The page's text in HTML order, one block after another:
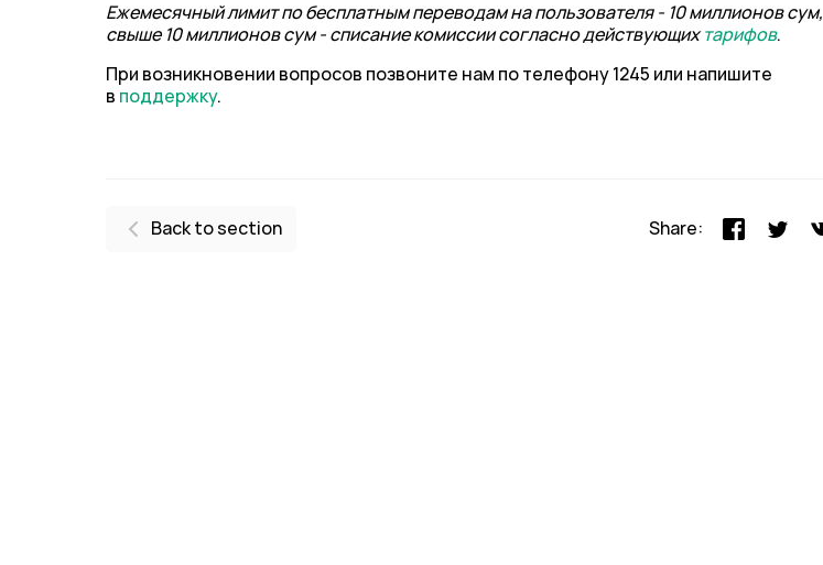
Ежемесячный лимит по бесплатным переводам на пользователя - 10 миллионов сум,
свыше 10 миллионов сум - списание комиссии согласно действующихтарифов.
При возникновении вопросов позвоните нам по телефону 1245 или напишите
в поддержку.
Back to section Share: